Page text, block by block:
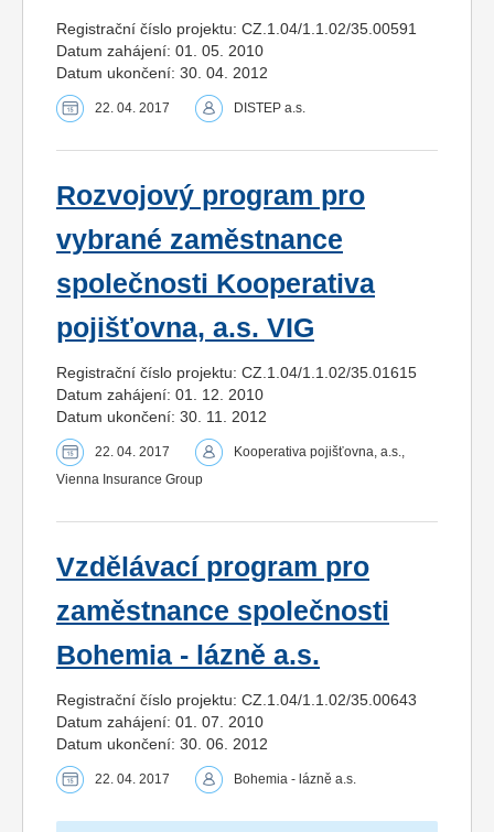
Registrační číslo projektu: CZ.1.04/1.1.02/35.00591
Datum zahájení: 01. 05. 2010
Datum ukončení: 30. 04. 2012
22. 04. 2017 DISTEP a.s.
Rozvojový program pro
vybrané zaměstnance
společnosti Kooperativa
pojišťovna, a.s. VIG
Registrační číslo projektu: CZ.1.04/1.1.02/35.01615
Datum zahájení: 01. 12. 2010
Datum ukončení: 30. 11. 2012
22. 04. 2017
Kooperativa pojišťovna, a.s.,
Vienna Insurance Group
Vzdělávací program pro
zaměstnance společnosti
Bohemia - lázně a.s.
Registrační číslo projektu: CZ.1.04/1.1.02/35.00643
Datum zahájení: 01. 07. 2010
Datum ukončení: 30. 06. 2012
22. 04. 2017 Bohemia - lázně a.s.